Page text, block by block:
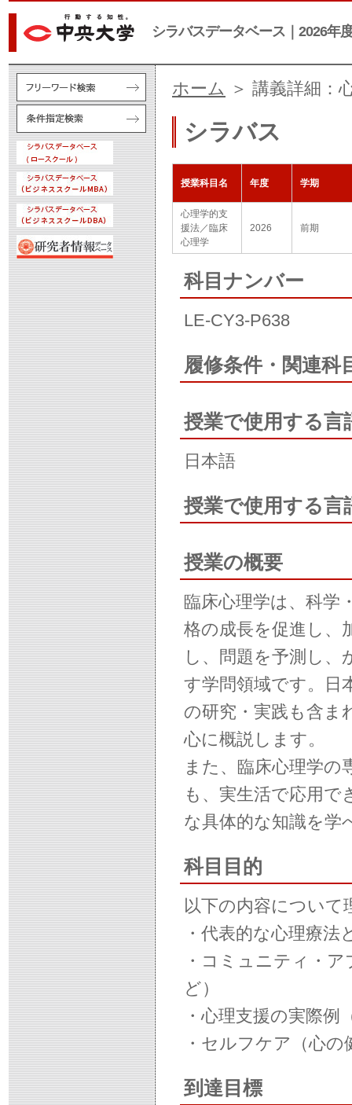
シラバスデータベース｜2026年
ホーム ＞ 講義詳細：
シラバス
授業科目名 年度 学期
心理学的支
援法／臨床
心理学
2026 前期
科目ナンバー
LE-CY3-P638
履修条件・関連科
授業で使用する言
日本語
授業で使用する言
授業の概要
臨床心理学は、科学
格の成長を促進し、
し、問題を予測し
す学問領域です。日
の研究・実践も含ま
心に概説します。
また、臨床心理学
も、実生活で応用
な具体的な知識を学
科目目的
以下の内容につい
・代表的な心理療
・コミュニティ・
ど）
・心理支援の実際
・セルフケア（心
到達目標